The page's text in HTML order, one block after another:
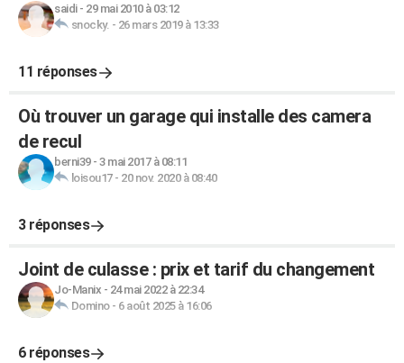
saidi- 29 mai 2010 à 03:12
snocky. - 26 mars 2019 à 13:33
11 réponses
Où trouver un garage qui installe des camera
de recul
berni39- 3 mai 2017 à 08:11
loisou17- 20 nov. 2020 à 08:40
3 réponses
Joint de culasse : prix et tarif du changement
Jo-Manix - 24 mai 2022 à 22:34
Domino- 6 août 2025 à 16:06
6 réponses